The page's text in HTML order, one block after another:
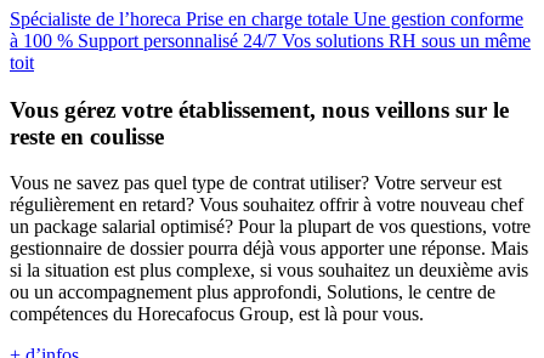
Spécialiste de l’horeca Prise en charge totale Une gestion conforme
à 100 % Support personnalisé 24/7 Vos solutions RH sous un même
toit
Vous gérez votre établissement, nous veillons sur le
reste en coulisse
Vous ne savez pas quel type de contrat utiliser? Votre serveur est
régulièrement en retard? Vous souhaitez offrir à votre nouveau chef
un package salarial optimisé? Pour la plupart de vos questions, votre
gestionnaire de dossier pourra déjà vous apporter une réponse. Mais
si la situation est plus complexe, si vous souhaitez un deuxième avis
ou un accompagnement plus approfondi, Solutions, le centre de
compétences du Horecafocus Group, est là pour vous.